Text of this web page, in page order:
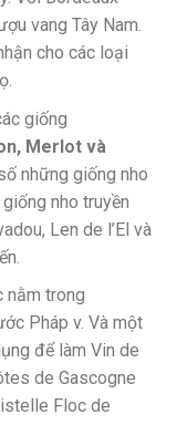
vang Tây Nam.
cho các loại
giống
Merlot và
những giống nho
nho truyền
Len de l’El và
nằm trong
Pháp v. Và một
để làm Vin de
de Gascogne
Floc de